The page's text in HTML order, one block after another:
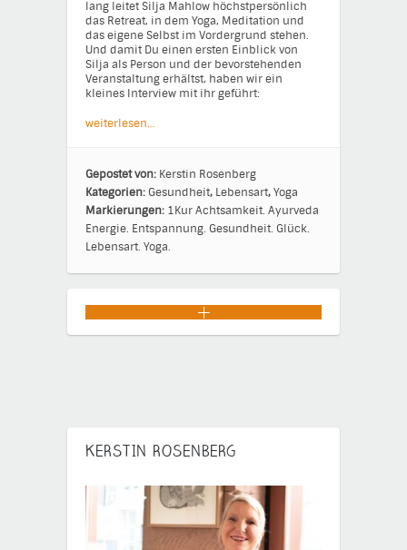
lang leitet Silja Mahlow höchstpersönlich
das Retreat, in dem Yoga, Meditation und
das eigene Selbst im Vordergrund stehen.
Und damit Du einen ersten Einblick von
Silja als Person und der bevorstehenden
Veranstaltung erhältst, haben wir ein
kleines Interview mit ihr geführt:
weiterlesen…
Gepostet von: Kerstin Rosenberg
Kategorien: Gesundheit, Lebensart,Yoga
Markierungen: 1KurAchtsamkeit. Ayurveda
Energie. Entspannung. Gesundheit. Glück.
Lebensart. Yoga.
KERSTIN ROSENBERG